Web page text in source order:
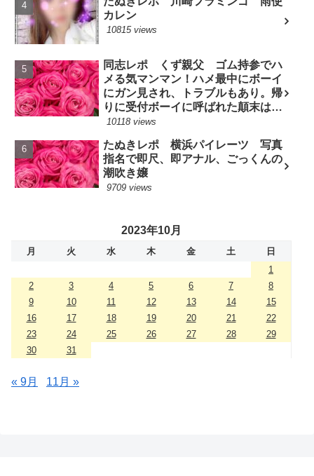
カレン
10815 views
同志レポ くず親父 ゴム持参でハ
メる気マンマン！ハメ最中にボーイ
にガン見され、トラブルもあり。帰
りに受付ボーイに呼ばれた顛末は？
(7/10現役嬢)
10118 views
たぬきレポ 横浜パイレーツ 写真
指名で即尺、即アナル、ごっくんの
潮吹き嬢
9709 views
2023年10月
月 火 水 木 金 土
日
1
2
3 4 5 6 7
8
9
10 11 12 13 14
15
16
17 18 19 20 21
22
23
24 25 26 27 28
29
30
31
« 9月 11月 »